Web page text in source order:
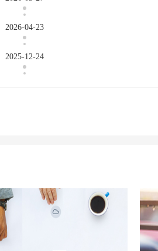
2026-04-23
2025-12-24